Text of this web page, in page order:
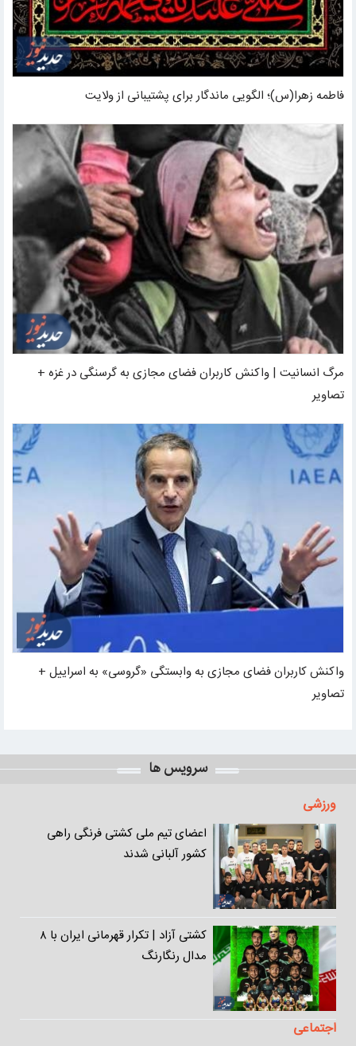
فاطمه زهرا(س)؛ الگویی ماندگار برای پشتیبانی از ولایت
مرگ انسانیت | واکنش کاربران فضای مجازی به گرسنگی در غزه +
تصاویر
واکنش کاربران فضای مجازی به وابستگی «گروسی» به اسراییل +
تصاویر
سرویس ها
ورزشی
اعضای تیم ملی کشتی فرنگی راهی
کشور آلبانی شدند
کشتی آزاد | تکرار قهرمانی ایران با ۸
مدال رنگارنگ
اجتماعی